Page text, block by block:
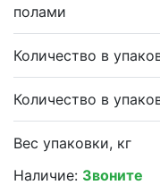
полами
Количество в
Количество в
Вес упаковки, кг
Наличие: Звоните